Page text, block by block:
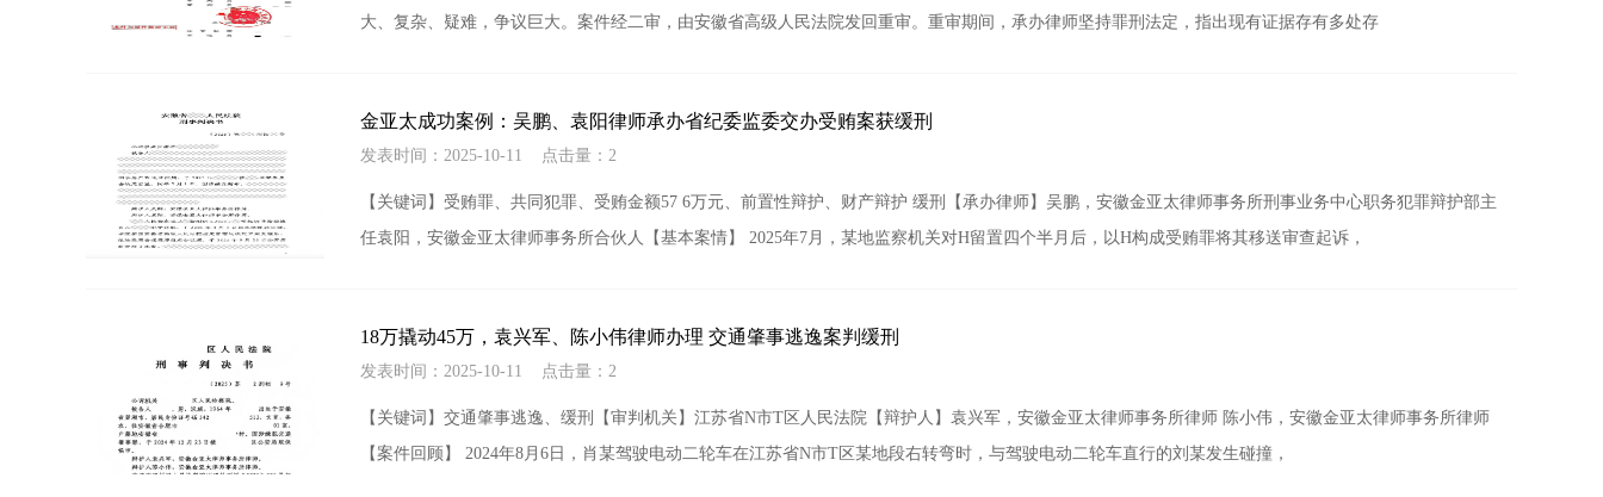
大、复杂、疑难，争议巨大。案件经二审，由安徽省高级人民法院发回重审。重审期间，承办律师坚持罪刑法定，指出现有证据存有多处存
金亚太成功案例：吴鹏、袁阳律师承办省纪委监委交办受贿案获缓刑
发表时间：2025-10-11 点击量：2
【关键词】受贿罪、共同犯罪、受贿金额57 6万元、前置性辩护、财产辩护 缓刑【承办律师】吴鹏，安徽金亚太律师事务所刑事业务中心职务犯罪辩护部主
任袁阳，安徽金亚太律师事务所合伙人【基本案情】 2025年7月，某地监察机关对H留置四个半月后，以H构成受贿罪将其移送审查起诉，
18万撬动45万，袁兴军、陈小伟律师办理 交通肇事逃逸案判缓刑
发表时间：2025-10-11 点击量：2
【关键词】交通肇事逃逸、缓刑【审判机关】江苏省N市T区人民法院【辩护人】袁兴军，安徽金亚太律师事务所律师 陈小伟，安徽金亚太律师事务所律师
【案件回顾】 2024年8月6日，肖某驾驶电动二轮车在江苏省N市T区某地段右转弯时，与驾驶电动二轮车直行的刘某发生碰撞，